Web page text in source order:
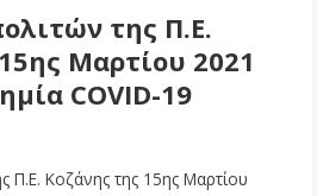
της Π.Ε.
Μαρτίου 2021
COVID-19
Π.Ε. Κοζάνης της 15ης Μαρτίου